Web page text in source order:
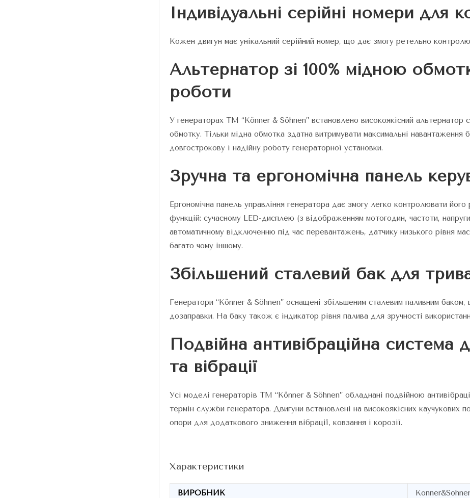
Індивідуальні серійні номери для
Кожен двигун має унікальний серійний номер, що дає змогу ретельно
Альтернатор зі 100% мідною
роботи
У генераторах TM “Könner & Söhnen” встановлено високоякісний альтернатор
обмотку. Тільки мідна обмотка здатна витримувати максимальні
довгострокову і надійну роботу генераторної установки.
Зручна та ергономічна панель
Ергономічна панель управління генератора дає змогу легко контролювати
функцій: сучасному LED-дисплею (з відображенням мотогодин, частоти,
автоматичному відключенню під час перевантажень, датчику низького рівня
багато чому іншому.
Збільшений сталевий бак для
Генератори “Könner & Söhnen” оснащені збільшеним сталевим паливним
дозаправки. На баку також є індикатор рівня палива для зручності
Подвійна антивібраційна система
та вібрації
Усі моделі генераторів ТМ “Könner & Söhnen” обладнані подвійною
термін служби генератора. Двигуни встановлені на високоякісних каучукових
опори для додаткового зниження вібрації, ковзання і корозії.
Характеристики
ВИРОБНИК